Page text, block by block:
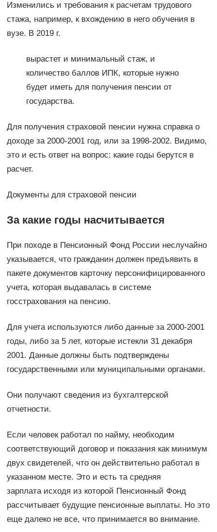
Изменились и требования к расчетам трудового
стажа, например, к вхождению в него обучения в
вузе. В 2019 г.
вырастет и минимальный стаж, и
количество баллов ИПК, которые нужно
будет иметь для получения пенсии от
государства.
Для получения страховой пенсии нужна справка о
доходе за 2000-2001 год, или за 1998-2002. Видимо,
это и есть ответ на вопрос: какие годы берутся в
расчет.
Документы для страховой пенсии
За какие годы насчитывается
При походе в Пенсионный Фонд России неслучайно
указывается, что гражданин должен предъявить в
пакете документов карточку персонифицированного
учета, которая выдавалась в системе
госстрахования на пенсию.
Для учета используются либо данные за 2000-2001
годы, либо за 5 лет, которые истекли 31 декабря
2001. Данные должны быть подтверждены
государственными или муниципальными органами.
Они получают сведения из бухгалтерской
отчетности.
Если человек работал по найму, необходим
соответствующий договор и показания как минимум
двух свидетелей, что он действительно работал в
указанном месте. Это и есть та средняя
зарплата исходя из которой Пенсионный Фонд
рассчитывает будущие пенсионные выплаты. Но это
еще далеко не все, что принимается во внимание.